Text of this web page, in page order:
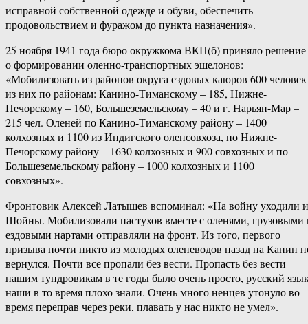
исправной собственной одежде и обуви, обеспечить
продовольствием и фуражом до пункта назначения».
25 ноября 1941 года бюро окружкома ВКП(б) приняло решение
о формировании оленно-транспортных эшелонов:
«Мобилизовать из районов округа ездовых каюров 600 человек
из них по районам: Канино-Тиманскому – 185, Нижне-
Печорскому – 160, Большеземельскому – 40 и г. Нарьян-Мар –
215 чел. Оленей по Канино-Тиманскому району – 1400
колхозных и 1100 из Индигского оленсовхоза, по Нижне-
Печорскому району – 1630 колхозных и 900 совхозных и по
Большеземельскому району – 1000 колхозных и 1100
совхозных».
Фронтовик Алексей Латышев вспоминал: «На войну уходили
Шойны. Мобилизовали пастухов вместе с оленями, грузовыми
ездовыми нартами отправляли на фронт. Из того, первого
призыва почти никто из молодых оленеводов назад на Канин
вернулся. Почти все пропали без вести. Пропасть без вести
нашим тундровикам в те годы было очень просто, русский
наши в то время плохо знали. Очень много ненцев утонуло во
время переправ через реки, плавать у нас никто не умел».